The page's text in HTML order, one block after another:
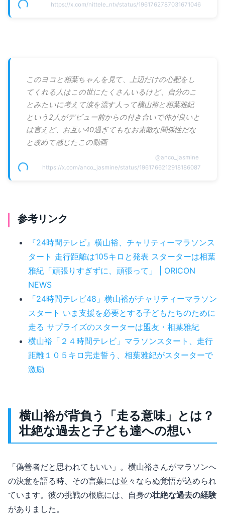
https://x.com/nittele_ntv/status/1961762787031671046
このヨコと相葉ちゃんを見て、上辺だけの心配をし
てくれる人はこの世にたくさんいるけど、自分のこ
とみたいに考えて涙を流す人って横山裕と相葉雅紀
という2人がデビュー前からの付き合いで仲が良いと
は言えど、お互い40過ぎてもなお素敵な関係性だな
と改めて感じたこの動画
@anco_jasmine
https://x.com/anco_jasmine/status/1961766212918186087
参考リンク
『24時間テレビ』横山裕、チャリティーマラソンス
タート 走行距離は105キロと発表 スターターは相葉
雅紀「頑張りすぎずに、頑張って」 | ORICON
NEWS
「24時間テレビ48」横山裕がチャリティーマラソン
スタート いま支援を必要とする子どもたちのために
走る サプライズのスターターは盟友・相葉雅紀
横山裕「２４時間テレビ」マラソンスタート、走行
距離１０５キロ完走誓う、相葉雅紀がスターターで
激励
横山裕が背負う「走る意味」とは？
壮絶な過去と子ども達への想い
「偽善者だと思われてもいい」。横山裕さんがマラソンへ
の決意を語る時、その言葉には並々ならぬ覚悟が込められ
ています。彼の挑戦の根底には、自身の壮絶な過去の経験
がありました。